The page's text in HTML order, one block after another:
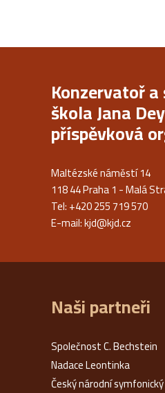
Konzervatoř
škola Jana
příspěvková
Maltézské náměstí 14
118 44 Praha 1 - Malá
Tel: +420 255 719 570
E-mail:kjd@kjd.cz
Naši partneři
Společnost C. Bechstein
Nadace Leontinka
Český národní